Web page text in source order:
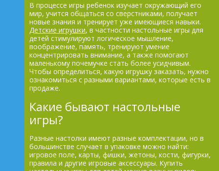
В процессе игры ребенок изучает окружающий его
мир, учится общаться со сверстниками, получает
новые знания и тренирует уже имеющиеся навыки.
Детские игрушки, в частности настольные игры для
детей стимулируют логическое мышление,
воображение, память, тренируют умение
концентрировать внимание, а также помогают
маленькому почемучке стать более усидчивым.
Чтобы определиться, какую игрушку заказать, нужно
ознакомиться с разными вариантами, которые есть в
продаже.
Какие бывают настольные
игры?
Разные настолки имеют разные комплектации, но в
большинстве случает в упаковке можно найти:
игровое поле, карты, фишки, жетоны, кости, фигурки,
правила и другие игровые аксессуары. Купить